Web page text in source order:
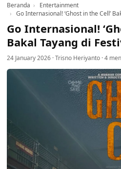
Beranda
Entertainment
Go Internasional! ‘Ghost in the Cell’
Go Internasional!
Bakal Tayang di
24 January 2026 ·Trisno Heriyanto ·4